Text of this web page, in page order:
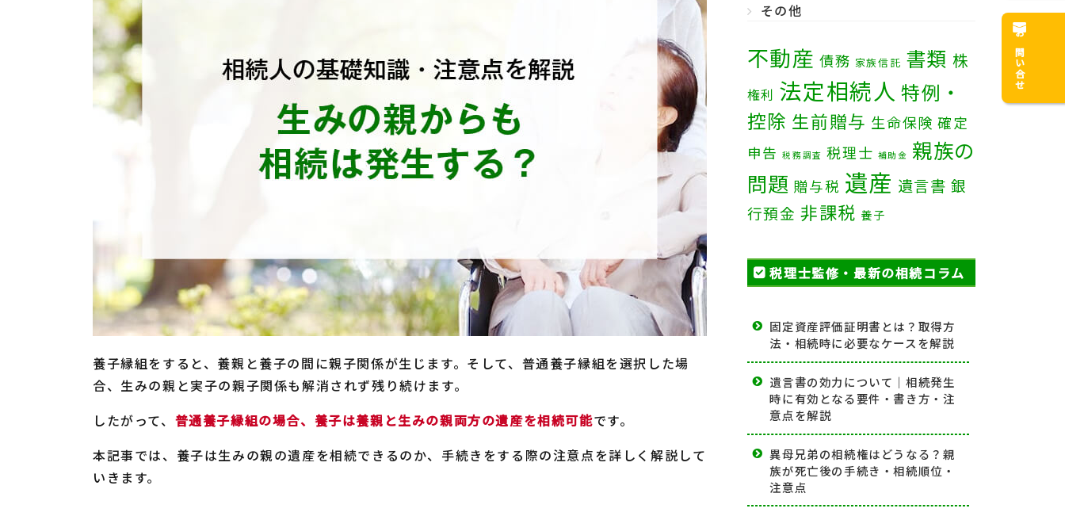
養子縁組をすると、養親と養子の間に親子関係が生じます。そして、普通養子縁組を選択した場
合、生みの親と実子の親子関係も解消されず残り続けます。
したがって、 普通養子縁組の場合、養子は養親と生みの親両方の遺産を相続可能です。
本記事では、養子は生みの親の遺産を相続できるのか、手続きをする際の注意点を詳しく解説して
いきます。
その他
不動産 債務 家族信託 書類 株
権利 法定相続人 特例・
控除 生前贈与 生命保険 確定
申告 税務調査 税理士 補助金 親族の
問題 贈与税 遺産 遺言書 銀
行預金 非課税 養子
税理士監修・最新の相続コラム
固定資産評価証明書とは？取得方
法・相続時に必要なケースを解説
遺言書の効力について｜相続発生
時に有効となる要件・書き方・注
意点を解説
異母兄弟の相続権はどうなる？親
族が死亡後の手続き・相続順位・
注意点
お問い合せ